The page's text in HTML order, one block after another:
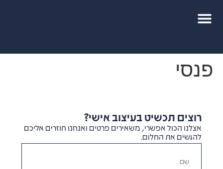
פנסי
רוצים תכשיט בעיצוב אישי?
אצלנו הכול אפשרי, משאירים פרטים ואנחנו חוזרים אליכם
להגשים את החלום.